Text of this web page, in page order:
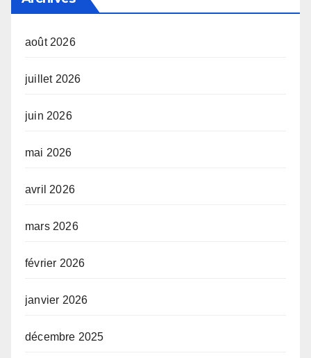
août 2026
juillet 2026
juin 2026
mai 2026
avril 2026
mars 2026
février 2026
janvier 2026
décembre 2025